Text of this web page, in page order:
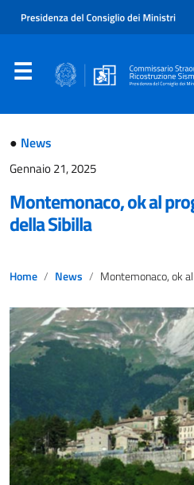
● News
Gennaio 21, 2025
Montemonaco, ok al
della Sibilla
Home News Montemonaco, ok al progetto per il